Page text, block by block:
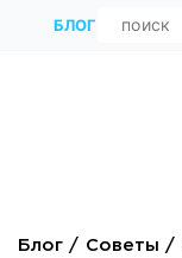
БЛОГ
Блог Советы